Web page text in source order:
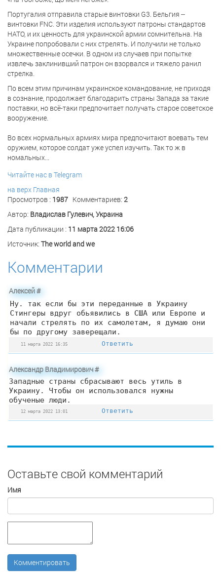
Португалия отправила старые винтовки G3. Бельгия --
винтовки FNC. Эти изделия используют патроны стандартов
НАТО, и их ценность для украинской армии сомнительна. На
Украине попробовали с них стрелять. И получили не только
множественные осечки. В одном из случаев при попытке
извлечь заклинивший патрон он взорвался и тяжело ранил
стрелка.
По всем этим причинам украинское командование, не приходя
в сознание, продолжает благодарить страны Запада за такие
поставки, но всё-таки предпочитает получать старое советское
вооружение.
Во всех нормальных армиях мира предпочитают воевать тем
оружием, которое солдат уже успел изучить. Так то ж в
номальных...
Читайте нас в Telegram
на верх Главная
Просмотров : 1987 Комментариев: 2
Автор: Владислав Гулевич, Украина
Дата публикации : 11 марта 2022 16:06
Источник: The world and we
Комментарии
Алексей#
Ну. так если бы эти переданные в Украину
Стингеры вдруг обьявились в США или Европе и
начали стрелять по их самолетам, я думаю они
бы по другому заверещали.
11 марта 2022 16:35 Ответить
Александр Владимирович#
Западные страны сбрасывают весь утиль в
Украину. Чтобы он использовался нужны
обученые люди.
12 марта 2022 13:01 Ответить
Оставьте свой комментарий
Имя
Комментировать